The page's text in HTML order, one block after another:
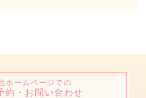
ホームページでの
約・お問い合わせ